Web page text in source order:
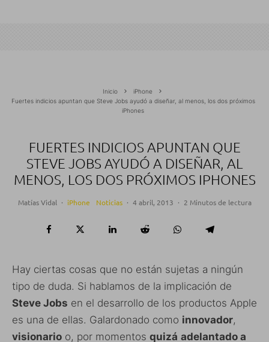
Inicio
iPhone
Fuertes indicios apuntan que Steve Jobs ayudó a diseñar, al menos, los dos próximos
iPhones
FUERTES INDICIOS APUNTAN QUE
STEVE JOBS AYUDÓ A DISEÑAR, AL
MENOS, LOS DOS PRÓXIMOS IPHONES
Matías Vidal · iPhone Noticias · 4 abril, 2013 · 2 Minutos de lectura
Hay ciertas cosas que no están sujetas a ningún
tipo de duda. Si hablamos de la implicación de
Steve Jobs en el desarrollo de los productos Apple
es una de ellas. Galardonado como innovador,
visionario o, por momentos quizá adelantado a